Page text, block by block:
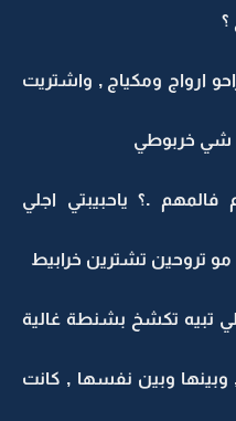
؟
وشوي راحو ارواج ومكياج , واشتريت
شي خربوطي
.؟ ياحبيبتي اجلي
, مو تروحين تشترين خرابيط
تبيه تكشخ بشنطة غالية
وبين نفسها , كانت